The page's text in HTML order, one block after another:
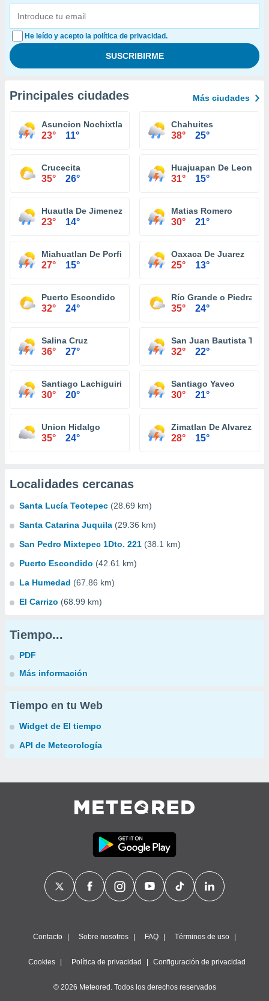
He leído y acepto la política de privacidad.
Principales ciudades Más ciudades
Asuncion Nochixtlan
23° 11°
Chahuites
38° 25°
Crucecita
35° 26°
Huajuapan De Leon
31° 15°
Huautla De Jimenez
23° 14°
Matias Romero
30° 21°
Miahuatlan De Porfirio Diaz
27° 15°
Oaxaca De Juarez
25° 13°
Puerto Escondido
32° 24°
Río Grande o Piedra
35° 24°
Salina Cruz
36° 27°
San Juan Bautista
32° 22°
Santiago Lachiguiri
30° 20°
Santiago Yaveo
30° 21°
Union Hidalgo
35° 24°
Zimatlan De Alvarez
28° 15°
Localidades cercanas
Santa Lucía Teotepec (28.69 km)
Santa Catarina Juquila (29.36 km)
San Pedro Mixtepec 1Dto. 221 (38.1 km)
Puerto Escondido (42.61 km)
La Humedad (67.86 km)
El Carrizo (68.99 km)
Tiempo...
PDF
Más información
Tiempo en tu Web
Widget de El tiempo
API de Meteorología
Contacto Sobre nosotros FAQ Términos de uso
Cookies Política de privacidad Configuración de privacidad
© 2026 Meteored. Todos los derechos reservados